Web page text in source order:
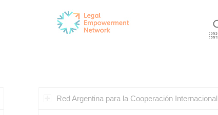
Red Argentina para la Cooperación Internacional